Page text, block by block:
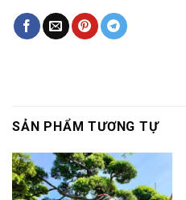
SẢN PHẨM TƯƠNG TỰ